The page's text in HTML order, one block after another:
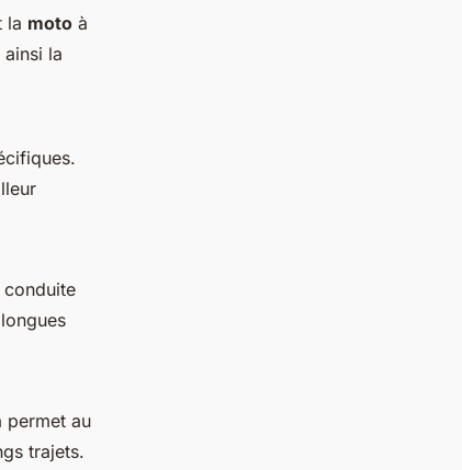
la moto à
la
permet au
trajets.